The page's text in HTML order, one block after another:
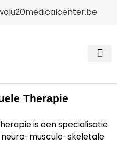
Therapie
is een specialisatie
musculo-skeletale